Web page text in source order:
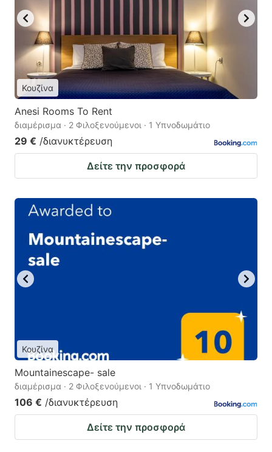
Κουζίνα
Anesi Rooms To Rent
διαμέρισμα · 2 Φιλοξενούμενοι · 1 Υπνοδωμάτιο
29 € /διανυκτέρευση
Δείτε την προσφορά
Κουζίνα
Mountainescape- sale
διαμέρισμα · 2 Φιλοξενούμενοι · 1 Υπνοδωμάτιο
106 € /διανυκτέρευση
Δείτε την προσφορά